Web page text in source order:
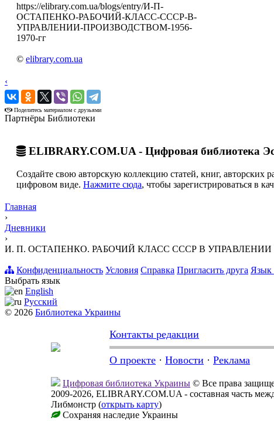
https://elibrary.com.ua/blogs/entry/И-П-
ОСТАПЕНКО-РАБОЧИЙ-КЛАСС-СССР-В-
УПРАВЛЕНИИ-ПРОИЗВОДСТВОМ-1956-
1970-гг
© elibrary.com.ua
‹
›
Поделитесь материалом с друзьями
Партнёры Библиотеки
ELIBRARY.COM.UA - Цифровая библиотека
Создайте свою авторскую коллекцию статей, книг, авторских
цифровом виде. Нажмите сюда, чтобы зарегистрироваться в
Главная
›
Дневники
›
И. П. ОСТАПЕНКО. РАБОЧИЙ КЛАСС СССР В УПРАВЛЕНИИ
Конфиденциальность Условия Справка Пригласить друга Язык
Выбрать язык
English
Русский
© 2026 Библиотека Украины
Контакты редакции
О проекте · Новости · Реклама
Цифровая библиотека Украины © Все права
2009-2026, ELIBRARY.COM.UA - составная часть
Либмонстр (открыть карту)
Сохраняя наследие Украины